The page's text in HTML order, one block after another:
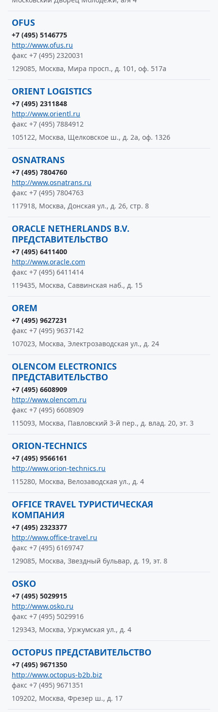
OFUS
+7 (495) 5146775
http://www.ofus.ru
факс +7 (495) 2320031
129085, Москва, Мира просп., д. 101, оф. 517а
ORIENT LOGISTICS
+7 (495) 2311848
http://www.orientl.ru
факс +7 (495) 7884912
105122, Москва, Щелковское ш., д. 2а, оф. 1326
OSNATRANS
+7 (495) 7804760
http://www.osnatrans.ru
факс +7 (495) 7804763
117918, Москва, Донская ул., д. 26, стр. 8
ORACLE NETHERLANDS B.V.
ПРЕДСТАВИТЕЛЬСТВО
+7 (495) 6411400
http://www.oracle.com
факс +7 (495) 6411414
119435, Москва, Саввинская наб., д. 15
OREM
+7 (495) 9627231
факс +7 (495) 9637142
107023, Москва, Электрозаводская ул., д. 24
OLENCOM ELECTRONICS
ПРЕДСТАВИТЕЛЬСТВО
+7 (495) 6608909
http://www.olencom.ru
факс +7 (495) 6608909
115093, Москва, Павловский 3-й пер., д. влад. 20, эт. 3
ORION-TECHNICS
+7 (495) 9566161
http://www.orion-technics.ru
115280, Москва, Велозаводская ул., д. 4
OFFICE TRAVEL ТУРИСТИЧЕСКАЯ
КОМПАНИЯ
+7 (495) 2323377
http://www.office-travel.ru
факс +7 (495) 6169747
129085, Москва, Звездный бульвар, д. 19, эт. 8
OSKO
+7 (495) 5029915
http://www.osko.ru
факс +7 (495) 5029916
129343, Москва, Уржумская ул., д. 4
OCTOPUS ПРЕДСТАВИТЕЛЬСТВО
+7 (495) 9671350
http://www.octopus-b2b.biz
факс +7 (495) 9671351
109202, Москва, Фрезер ш., д. 17